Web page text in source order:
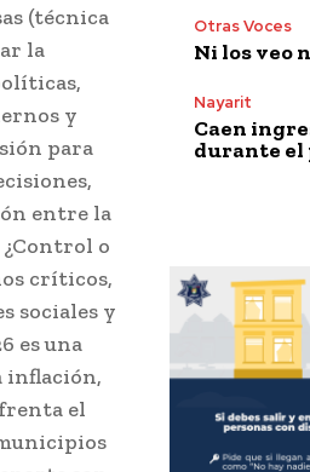
(técnica
la
y
para
entre la
o
críticos,
sociales y
es una
inflación,
el
Otras Voces
Ni los veo
Nayarit
Caen
durante el